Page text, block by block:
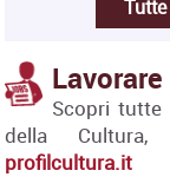
Lavorare
Scopri
della
profilcultura.it